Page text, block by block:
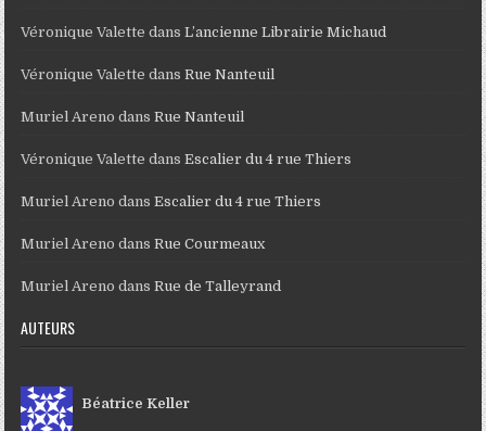
Véronique Valette dansL’ancienne Librairie Michaud
Véronique Valette dansRue Nanteuil
Muriel Areno dansRue Nanteuil
Véronique Valette dansEscalier du 4 rue Thiers
Muriel Areno dansEscalier du 4 rue Thiers
Muriel Areno dansRue Courmeaux
Muriel Areno dansRue de Talleyrand
AUTEURS
Béatrice Keller